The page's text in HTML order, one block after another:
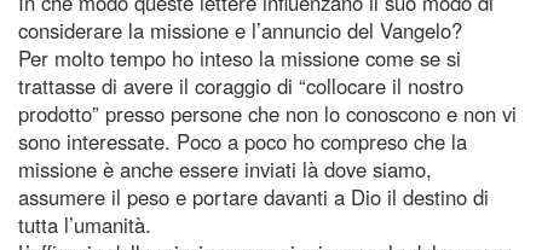
considerare la missione e l’annuncio del Vangelo?
Per molto tempo ho inteso la missione come se si
trattasse di avere il coraggio di “collocare il nostro
prodotto” presso persone che non lo conoscono e non vi
sono interessate. Poco a poco ho compreso che la
missione è anche essere inviati là dove siamo,
assumere il peso e portare davanti a Dio il destino di
tutta l’umanità.